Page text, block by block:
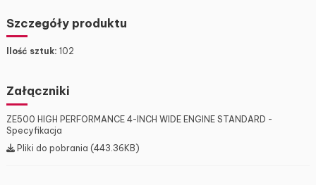
Szczegóły produktu
Ilość sztuk: 102
Załączniki
ZE500 HIGH PERFORMANCE 4-INCH WIDE ENGINE STANDARD -
Specyfikacja
Pliki do pobrania (443.36KB)